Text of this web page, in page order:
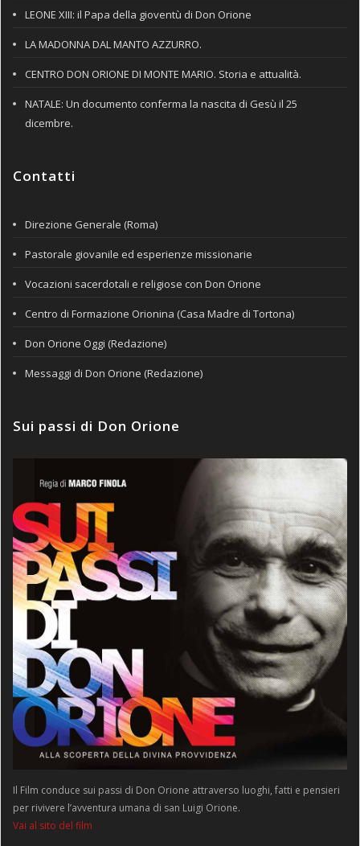
LEONE XIII: il Papa della gioventù di Don Orione
LA MADONNA DAL MANTO AZZURRO.
CENTRO DON ORIONE DI MONTE MARIO. Storia e attualità.
NATALE: Un documento conferma la nascita di Gesù il 25
dicembre.
Contatti
Direzione Generale (Roma)
Pastorale giovanile ed esperienze missionarie
Vocazioni sacerdotali e religiose con Don Orione
Centro di Formazione Orionina (Casa Madre di Tortona)
Don Orione Oggi (Redazione)
Messaggi di Don Orione (Redazione)
Sui passi di Don Orione
Il Film conduce sui passi di Don Orione attraverso luoghi, fatti e pensieri
per rivivere l’avventura umana di san Luigi Orione.
Vai al sito del film